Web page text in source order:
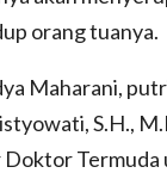
orang tuanya.
Maharani,
S.H.,
Termuda